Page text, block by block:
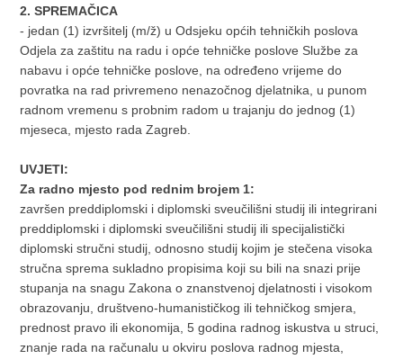
2. SPREMAČICA
- jedan (1) izvršitelj (m/ž) u Odsjeku općih tehničkih poslova
Odjela za zaštitu na radu i opće tehničke poslove Službe za
nabavu i opće tehničke poslove, na određeno vrijeme do
povratka na rad privremeno nenazočnog djelatnika, u punom
radnom vremenu s probnim radom u trajanju do jednog (1)
mjeseca, mjesto rada Zagreb.
UVJETI:
Za radno mjesto pod rednim brojem 1:
završen preddiplomski i diplomski sveučilišni studij ili integrirani
preddiplomski i diplomski sveučilišni studij ili specijalistički
diplomski stručni studij, odnosno studij kojim je stečena visoka
stručna sprema sukladno propisima koji su bili na snazi prije
stupanja na snagu Zakona o znanstvenoj djelatnosti i visokom
obrazovanju, društveno-humanističkog ili tehničkog smjera,
prednost pravo ili ekonomija, 5 godina radnog iskustva u struci,
znanje rada na računalu u okviru poslova radnog mjesta,